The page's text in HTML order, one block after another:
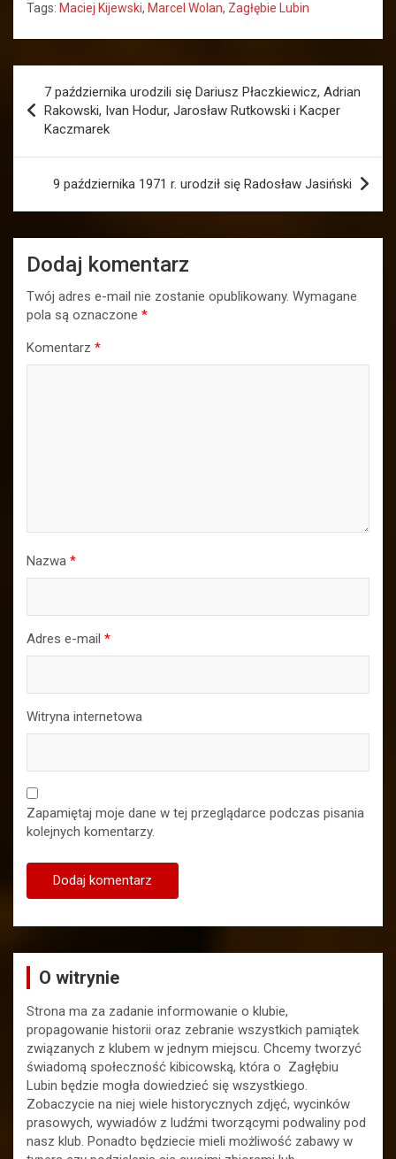
Tags: Maciej Kijewski, Marcel Wolan, Zagłębie Lubin
wpisu
7 października urodzili się Dariusz Płaczkiewicz, Adrian
Rakowski, Ivan Hodur, Jarosław Rutkowski i Kacper
Kaczmarek
9 października 1971 r. urodził się Radosław Jasiński
Dodaj komentarz
Twój adres e-mail nie zostanie opublikowany. Wymagane
pola są oznaczone *
Komentarz *
Nazwa *
Adres e-mail *
Witryna internetowa
Zapamiętaj moje dane w tej przeglądarce podczas pisania
kolejnych komentarzy.
O witrynie
Strona ma za zadanie informowanie o klubie,
propagowanie historii oraz zebranie wszystkich pamiątek
związanych z klubem w jednym miejscu. Chcemy tworzyć
świadomą społeczność kibicowską, która o Zagłębiu
Lubin będzie mogła dowiedzieć się wszystkiego.
Zobaczycie na niej wiele historycznych zdjęć, wycinków
prasowych, wywiadów z ludźmi tworzącymi podwaliny pod
nasz klub. Ponadto będziecie mieli możliwość zabawy w